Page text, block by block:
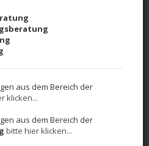
aus dem Bereich der
klicken...
aus dem Bereich der
bitte hier klicken...